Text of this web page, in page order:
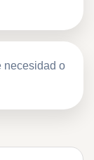
necesidad o